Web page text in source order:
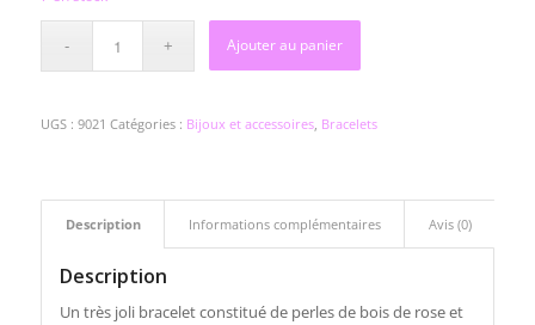
Ajouter au panier
UGS : 9021 Catégories : Bijoux et accessoires, Bracelets
Description Informations complémentaires Avis (0)
Description
Un très joli bracelet constitué de perles de bois de rose et